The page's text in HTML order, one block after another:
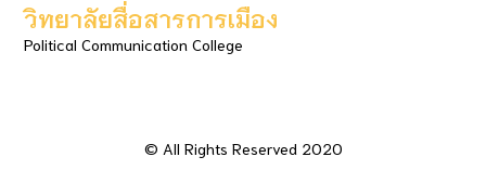
วิทยาลัยสื่อสารการเมือง
Political Communication College
© All Rights Reserved 2020